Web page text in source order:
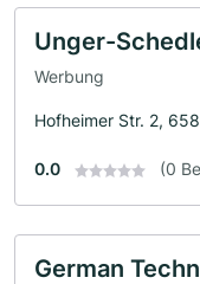
Unger-
Werbung
Hofheimer Str. 2,
0.0 (0
German